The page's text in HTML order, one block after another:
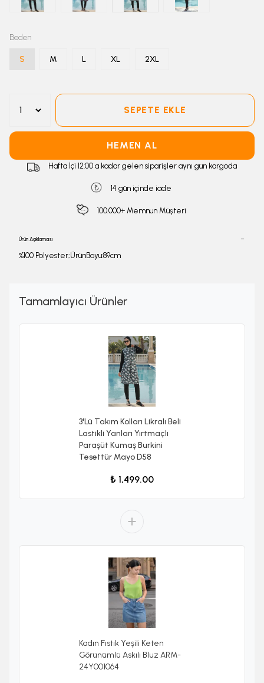
Beden
S M L XL 2XL
SEPETE EKLE
HEMEN AL
Hafta İçi 12:00 a kadar gelen siparişler aynı gün kargoda
14 gün içinde iade
100.000+ Memnun Müşteri
Ürün Açıklaması
%100 Polyester;ÜrünBoyu:89cm
Tamamlayıcı Ürünler
3'Lü Takım Kolları Likralı Beli
Lastikli Yanları Yırtmaçlı
Paraşüt Kumaş Burkini
Tesettür Mayo D58
₺ 1,499.00
Kadın Fıstık Yeşili Keten
Görünümlü Askılı Bluz ARM-
24Y001064